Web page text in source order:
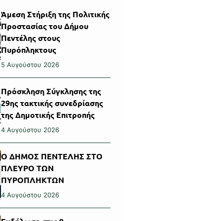
Άμεση Στήριξη της Πολιτικής
Προστασίας του Δήμου
Πεντέλης στους
Πυρόπληκτους
5 Αυγούστου 2026
Πρόσκληση Σύγκλησης της
29ης τακτικής συνεδρίασης
της Δημοτικής Επιτροπής
4 Αυγούστου 2026
Ο ΔΗΜΟΣ ΠΕΝΤΕΛΗΣ ΣΤΟ
ΠΛΕΥΡΟ ΤΩΝ
ΠΥΡΟΠΛΗΚΤΩΝ
4 Αυγούστου 2026